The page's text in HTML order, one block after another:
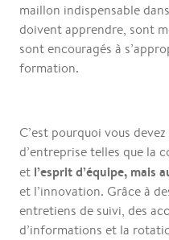
maillon indispensable
doivent apprendre, sont
sont encouragés à
formation.
C’est pourquoi vous
d’entreprise telles que la
et l’esprit d’équipe, mais
et l’innovation. Grâce à
entretiens de suivi, des
d’informations et la